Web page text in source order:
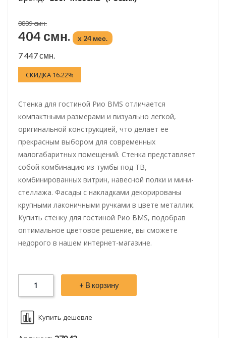
8889 смн.
404 смн. x 24 мес.
7 447 смн.
СКИДКА 16.22%
Стенка для гостиной Рио BMS отличается
компактными размерами и визуально легкой,
оригинальной конструкцией, что делает ее
прекрасным выбором для современных
малогабаритных помещений. Стенка представляет
собой комбинацию из тумбы под ТВ,
комбинированных витрин, навесной полки и мини-
стеллажа. Фасады с накладками декорированы
крупными лаконичными ручками в цвете металлик.
Купить стенку для гостиной Рио BMS, подобрав
оптимальное цветовое решение, вы сможете
недорого в нашем интернет-магазине.
+ В корзину
Купить дешевле